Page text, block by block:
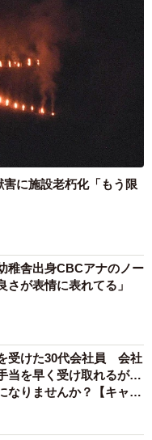
に施設老朽化「もう限
稚舎出身CBCアナのノー
さが表情に表れてる」
受けた30代会社員 会社
当を早く受け取れるが…
なりませんか？【キャリ